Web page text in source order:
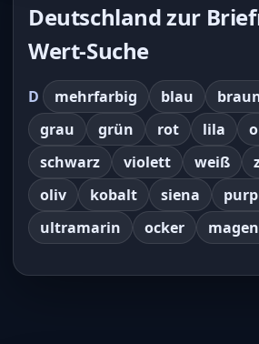
Deutschland zur
Wert-Suche
D mehrfarbig blau
grau
grün rot lila
schwarz
violett weiß
oliv
kobalt siena
ultramarin
ocker